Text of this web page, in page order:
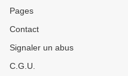
Pages
Contact
Signaler un abus
C.G.U.